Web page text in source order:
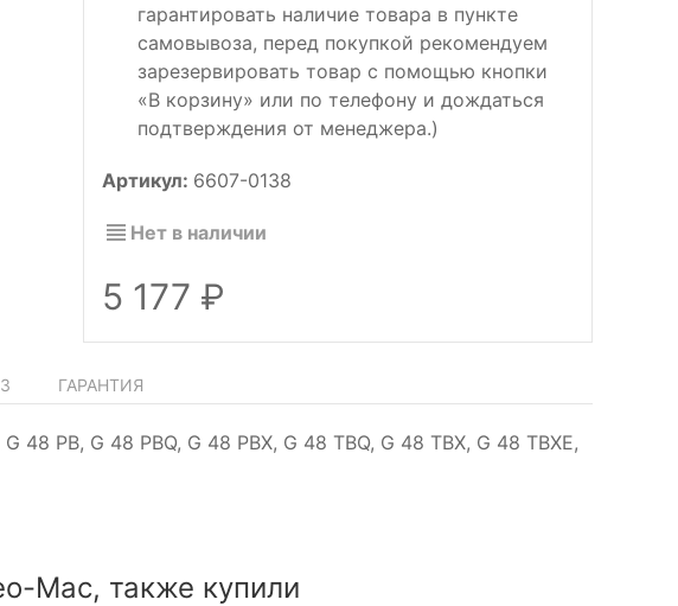
гарантировать наличие товара в пункте
самовывоза, перед покупкой рекомендуем
зарезервировать товар с помощью кнопки
«В корзину» или по телефону и дождаться
подтверждения от менеджера.)
Артикул: 6607-0138
Нет в наличии
5 177
ГАРАНТИЯ
PB, G 48 PBQ, G 48 PBX, G 48 TBQ, G 48 TBX, G 48 TBXE,
Mac, также купили